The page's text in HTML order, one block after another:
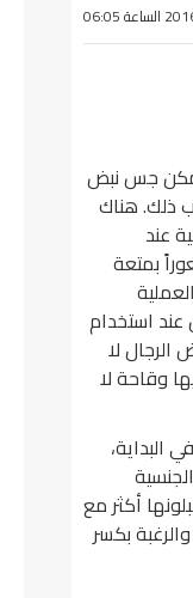
06:05
جس نبض
ذلك. هناك
عند
بمتعة
عند استخدام
الرجال لا
وقاحة لا
البداية،
أكثر مع
بكسر